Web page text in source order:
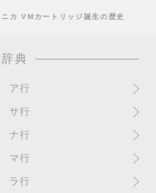
カ VMカートリッジ誕生の歴史
典
ア行
RPM(33,45)
赤盤
アセテート盤
EPアダプター
サ行
サイン
CDJ
シールド盤
ナ行
2枚使い
ン）
マ行
マスターテンポ
ラ行